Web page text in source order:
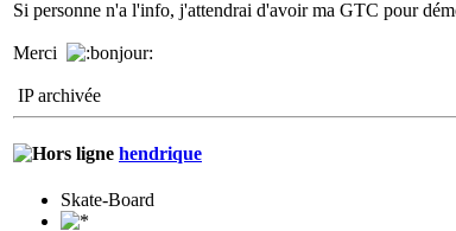
Si personne n'a l'info, j'attendrai d'avoir ma GTC pour
Merci
IP archivée
hendrique
Skate-Board